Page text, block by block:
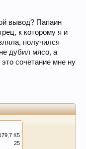
вывод? Папаин
к которому я и
получился
дубил мясо, а
сочетание мне ну
КБ
25